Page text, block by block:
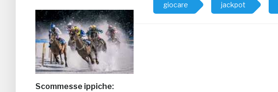
Scommesse ippiche:
giocare jackpot